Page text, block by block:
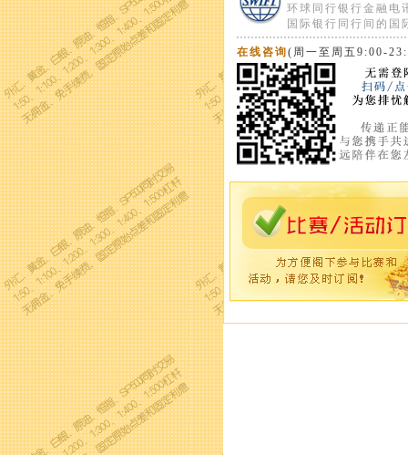
环球同行银行金融电
国际银行同行间的国
在线咨询(周一至周五9:00-